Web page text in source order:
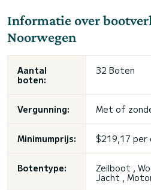
Informatie over
Noorwegen
Aantal
boten:
32 Boten
Vergunning: Met of
Minimumprijs: $219,17 per
Botentype:
Zeilboot ,
Jacht ,